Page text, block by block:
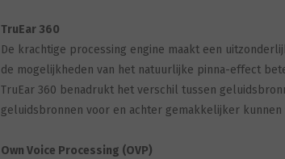
TruEar 360
De krachtige processing engine maakt een
de mogelijkheden van het natuurlijke pinna-effect
TruEar 360 benadrukt het verschil tussen
geluidsbronnen voor en achter gemakkelijker
Own Voice Processing (OVP)